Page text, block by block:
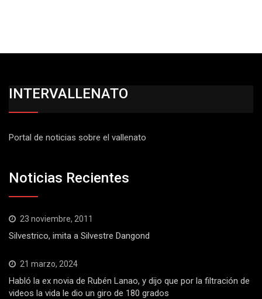
INTERVALLENATO
Portal de noticias sobre el vallenato
Noticias Recientes
23 noviembre, 2011
Silvestrico, imita a Silvestre Dangond
21 marzo, 2024
Habló la ex novia de Rubén Lanao, y dijo que por la filtración de
videos la vida le dio un giro de 180 grados